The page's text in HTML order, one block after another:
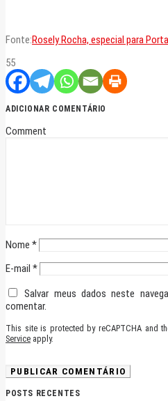
Fonte:Rosely Rocha, especial para
55
ADICIONAR COMENTÁRIO
Comment
Nome *
E-mail *
Salvar meus dados neste
comentar.
This site is protected by reCAPTCHA and
Service apply.
POSTS RECENTES